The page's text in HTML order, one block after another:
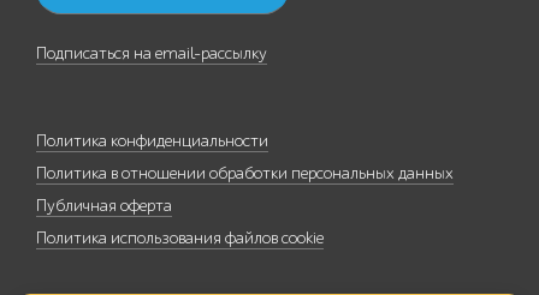
Подписаться на email-рассылку
Политика конфиденциальности
Политика в отношении обработки персональных данных
Публичная оферта
Политика использования файлов cookie